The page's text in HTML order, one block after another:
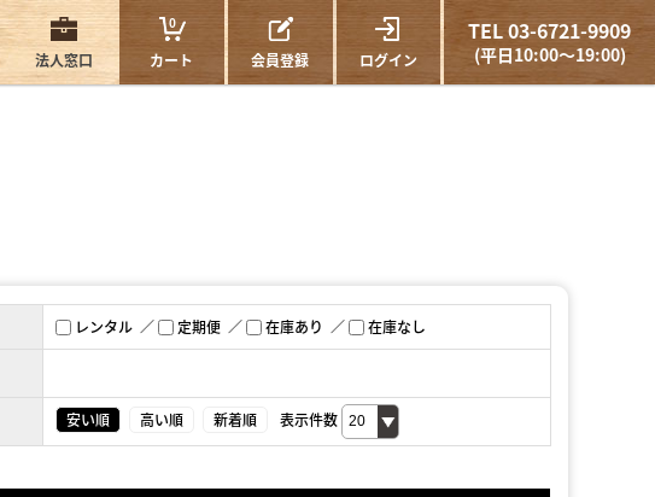
法人窓口 カート
0
会員登録 ログイン
TEL 03-6721-9909
(平日10:00～19:00)
レンタル 定期便 在庫あり 在庫なし
安い順 高い順 新着順 表示件数